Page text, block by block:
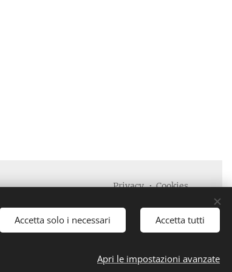
Privacy
Cookies
Accetta solo i necessari Accetta tutti
Apri le impostazioni avanzate